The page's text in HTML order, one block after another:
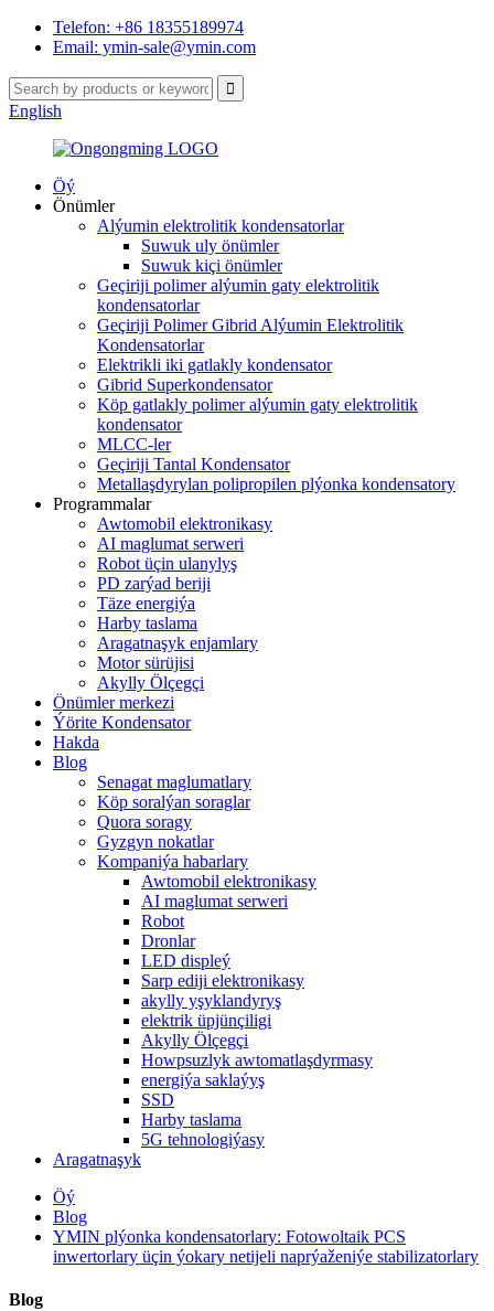
Telefon: +86 18355189974
Email: ymin-sale@ymin.com
English
Öý
Önümler
Alýumin elektrolitik kondensatorlar
Suwuk uly önümler
Suwuk kiçi önümler
Geçiriji polimer alýumin gaty elektrolitik
kondensatorlar
Geçiriji Polimer Gibrid Alýumin Elektrolitik
Kondensatorlar
Elektrikli iki gatlakly kondensator
Gibrid Superkondensator
Köp gatlakly polimer alýumin gaty elektrolitik
kondensator
MLCC-ler
Geçiriji Tantal Kondensator
Metallaşdyrylan polipropilen plýonka kondensatory
Programmalar
Awtomobil elektronikasy
AI maglumat serweri
Robot üçin ulanylyş
PD zarýad beriji
Täze energiýa
Harby taslama
Aragatnaşyk enjamlary
Motor sürüjisi
Akylly Ölçegçi
Önümler merkezi
Ýörite Kondensator
Hakda
Blog
Senagat maglumatlary
Köp soralýan soraglar
Quora soragy
Gyzgyn nokatlar
Kompaniýa habarlary
Awtomobil elektronikasy
AI maglumat serweri
Robot
Dronlar
LED displeý
Sarp ediji elektronikasy
akylly yşyklandyryş
elektrik üpjünçiligi
Akylly Ölçegçi
Howpsuzlyk awtomatlaşdyrmasy
energiýa saklaýyş
SSD
Harby taslama
5G tehnologiýasy
Aragatnaşyk
Öý
Blog
YMIN plýonka kondensatorlary: Fotowoltaik PCS
inwertorlary üçin ýokary netijeli naprýaženiýe stabilizatorlary
Blog